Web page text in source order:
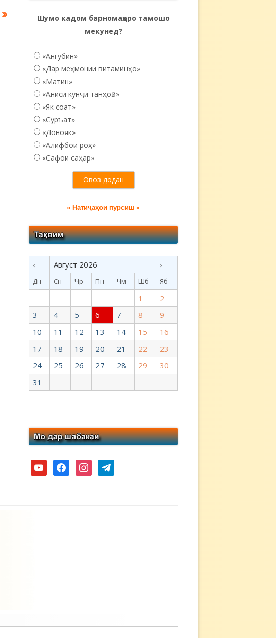
Шумо кадом барномаҳоро тамошо
мекунед?
«Ангубин»
«Дар меҳмонии витаминҳо»
«Матин»
«Аниси кунҷи танҳоӣ...»
«Як соат»
«Суръат»
«Донояк»
«Алифбои роҳ»
«Сафои саҳар»
» Натиҷаҳои пурсиш «
‹ Август 2026 ›
Дн Сн Чр Пн Чм Шб Яб
1
2
3
4 5 6 7 8
9
10
11 12 13 14 15
16
17
18 19 20 21 22
23
24
25 26 27 28 29
30
31
youtubefacebookinstagramtelegram